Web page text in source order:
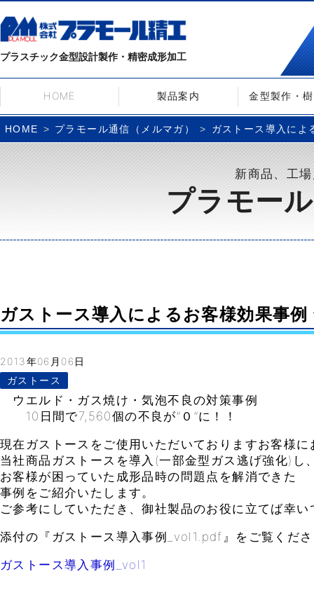
プラスチック金型設計製作・精密成形加工
HOME 製品案内 金型製作・
HOME プラモール通信（メルマガ） ガストース導入に
新商品、工
プラモー
ガストース導入によるお客様効果事
2013年06月06日
ガストース
ウエルド・ガス焼け・気泡不良の対策事例
10日間で7,560個の不良が”０”に！！
現在ガストースをご使用いただいておりますお客様に
当社商品ガストースを導入(一部金型ガス逃げ強化)し
お客様が困っていた成形品時の問題点を解消できた
事例をご紹介いたします。
ご参考にしていただき、御社製品のお役に立てば幸い
添付の『ガストース導入事例_vol1.pdf』をご覧くだ
ガストース導入事例_vol1